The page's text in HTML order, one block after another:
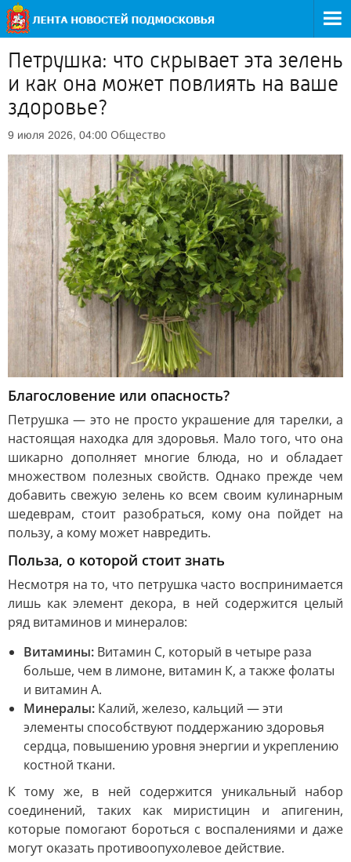
Петрушка: что скрывает эта зелень
и как она может повлиять на ваше
здоровье?
9 июля 2026, 04:00 Общество
Благословение или опасность?
Петрушка — это не просто украшение для тарелки, а
настоящая находка для здоровья. Мало того, что она
шикарно дополняет многие блюда, но и обладает
множеством полезных свойств. Однако прежде чем
добавить свежую зелень ко всем своим кулинарным
шедеврам, стоит разобраться, кому она пойдет на
пользу, а кому может навредить.
Польза, о которой стоит знать
Несмотря на то, что петрушка часто воспринимается
лишь как элемент декора, в ней содержится целый
ряд витаминов и минералов:
Витамины: Витамин С, который в четыре раза
больше, чем в лимоне, витамин К, а также фолаты
и витамин A.
Минералы: Калий, железо, кальций — эти
элементы способствуют поддержанию здоровья
сердца, повышению уровня энергии и укреплению
костной ткани.
К тому же, в ней содержится уникальный набор
соединений, таких как миристицин и апигенин,
которые помогают бороться с воспалениями и даже
могут оказать противоопухолевое действие.